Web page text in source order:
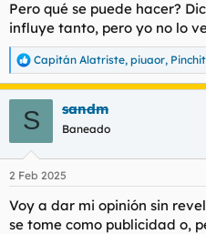
Pero qué se puede hacer?
influye tanto, pero yo no lo
R
e
a
e
:
Capitán Alatriste, piuaor,
S sandm
Baneado
2 Feb 2025
Voy a dar mi opinión sin
se tome como publicidad o,